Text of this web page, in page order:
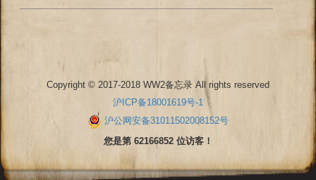
Copyright © 2017-2018 WW2备忘录 All rights reserved
沪ICP备18001619号-1
沪公网安备31011502008152号
您是第 62166852 位访客！